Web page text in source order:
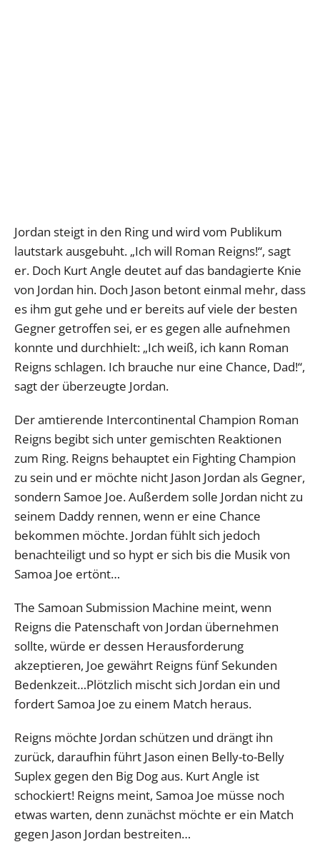
Jordan steigt in den Ring und wird vom Publikum
lautstark ausgebuht. „Ich will Roman Reigns!“, sagt
er. Doch Kurt Angle deutet auf das bandagierte Knie
von Jordan hin. Doch Jason betont einmal mehr, dass
es ihm gut gehe und er bereits auf viele der besten
Gegner getroffen sei, er es gegen alle aufnehmen
konnte und durchhielt: „Ich weiß, ich kann Roman
Reigns schlagen. Ich brauche nur eine Chance, Dad!“,
sagt der überzeugte Jordan.
Der amtierende Intercontinental Champion Roman
Reigns begibt sich unter gemischten Reaktionen
zum Ring. Reigns behauptet ein Fighting Champion
zu sein und er möchte nicht Jason Jordan als Gegner,
sondern Samoe Joe. Außerdem solle Jordan nicht zu
seinem Daddy rennen, wenn er eine Chance
bekommen möchte. Jordan fühlt sich jedoch
benachteiligt und so hypt er sich bis die Musik von
Samoa Joe ertönt…
The Samoan Submission Machine meint, wenn
Reigns die Patenschaft von Jordan übernehmen
sollte, würde er dessen Herausforderung
akzeptieren, Joe gewährt Reigns fünf Sekunden
Bedenkzeit…Plötzlich mischt sich Jordan ein und
fordert Samoa Joe zu einem Match heraus.
Reigns möchte Jordan schützen und drängt ihn
zurück, daraufhin führt Jason einen Belly-to-Belly
Suplex gegen den Big Dog aus. Kurt Angle ist
schockiert! Reigns meint, Samoa Joe müsse noch
etwas warten, denn zunächst möchte er ein Match
gegen Jason Jordan bestreiten…